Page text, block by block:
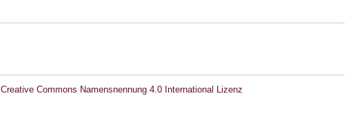
Creative Commons Namensnennung 4.0 International Lizenz